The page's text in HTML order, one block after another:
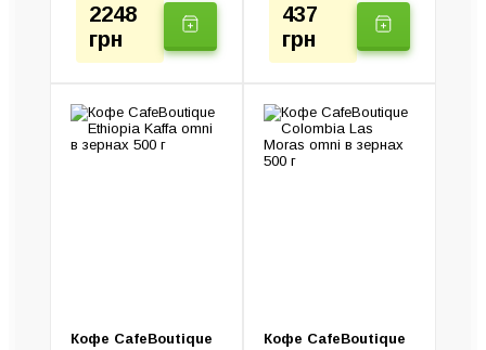
2248
грн
437
грн
Кофе CafeBoutique
Кофе CafeBoutique